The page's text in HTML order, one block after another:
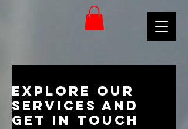
Explore our
services and
get in touch